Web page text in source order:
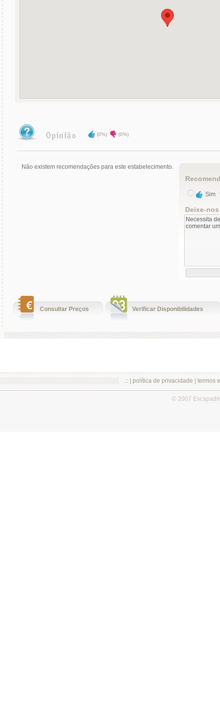
(0%) (0%)
Não existem recomendações para este estabelecimento.
Sim
Deixe-
Consultar Preços Verificar Disponibilidades
.:: | política de privacidade termos
© 2007